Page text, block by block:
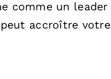
comme un leader
accroître votre